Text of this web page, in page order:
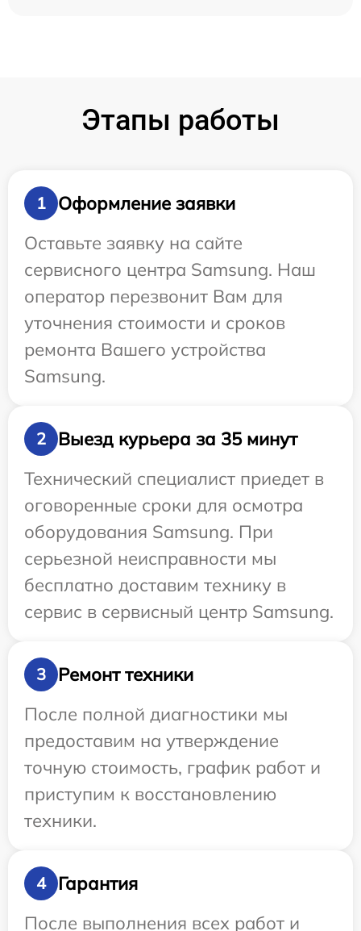
Этапы работы
1
Оформление заявки
Оставьте заявку на сайте
сервисного центра Samsung. Наш
оператор перезвонит Вам для
уточнения стоимости и сроков
ремонта Вашего устройства
Samsung.
2
Выезд курьера за 35 минут
Технический специалист приедет в
оговоренные сроки для осмотра
оборудования Samsung. При
серьезной неисправности мы
бесплатно доставим технику в
сервис в сервисный центр Samsung.
3
Ремонт техники
После полной диагностики мы
предоставим на утверждение
точную стоимость, график работ и
приступим к восстановлению
техники.
4
Гарантия
После выполнения всех работ и